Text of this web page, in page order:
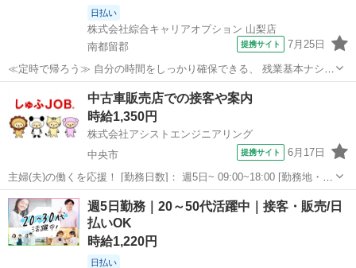
日払い
株式会社綜合キャリアオプション 山梨店
南都留郡
提携サイト 7月25日
≪定時で帰ろう≫ 自分の時間をしっかり確保できる、 残業基本ナシの
お仕事♪ ≪経験者優遇≫ これまでの経験を活かしませんか？ ブランク
があっても大丈夫♪ 経験はちょっとだけ…という方もOK！ 制服がある
と毎日の服選びに悩まず...
南都留郡 その他
中古車販売店での接客や案内
時給1,350円
株式会社アシストエンジニアリング
中央市
提携サイト 6月17日
主婦(夫)の働くを応援！ [勤務日数]： 週5日~ 09:00~18:00 [勤務地・最
寄駅]： 山梨県中央市浅利 株式会社アシストエンジニアリング（派遣
元） [職種名]：中古車販売店での接客や案内 [求人概要]...
山梨 中央市 その他
週5日勤務｜20～50代活躍中｜接客・販売/日
払いOK
時給1,220円
日払い